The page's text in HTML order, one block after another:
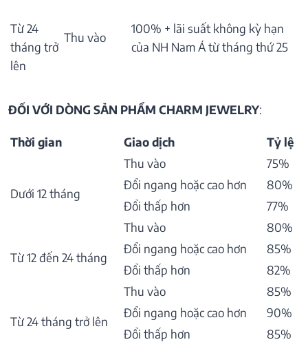
Từ 24
tháng trở
lên
Thu vào
100% + lãi suất không kỳ hạn
của NH Nam Á từ tháng thứ 25
ĐỐI VỚI DÒNG SẢN PHẨM CHARM JEWELRY:
Thời gian Giao dịch Tỷ lệ
Dưới 12 tháng
Thu vào
75%
Đổi ngang hoặc cao hơn
80%
Đổi thấp hơn
77%
Từ 12 đến 24 tháng
Thu vào
80%
Đổi ngang hoặc cao hơn
85%
Đổi thấp hơn
82%
Từ 24 tháng trở lên
Thu vào
85%
Đổi ngang hoặc cao hơn
90%
Đổi thấp hơn
85%